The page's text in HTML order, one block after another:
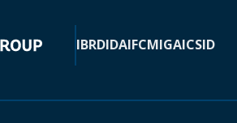
IBRDIDAIFCMIGAICSID